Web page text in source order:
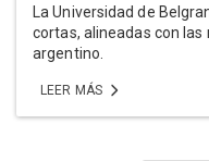
La Universidad de
cortas, alineadas con
argentino.
LEER MÁS